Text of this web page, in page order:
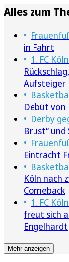
Alles zum
in Fahrt
1. FC
Aufsteiger
Debüt von
Derby
Brust“
Eintracht
Köln nach
Comeback
1. FC
freut sich
Engelhardt
Mehr anzeigen